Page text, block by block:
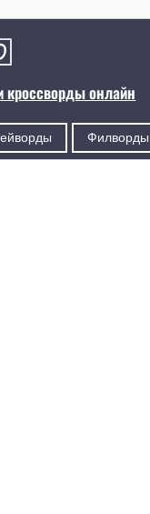
кроссворды онлайн
Филворды